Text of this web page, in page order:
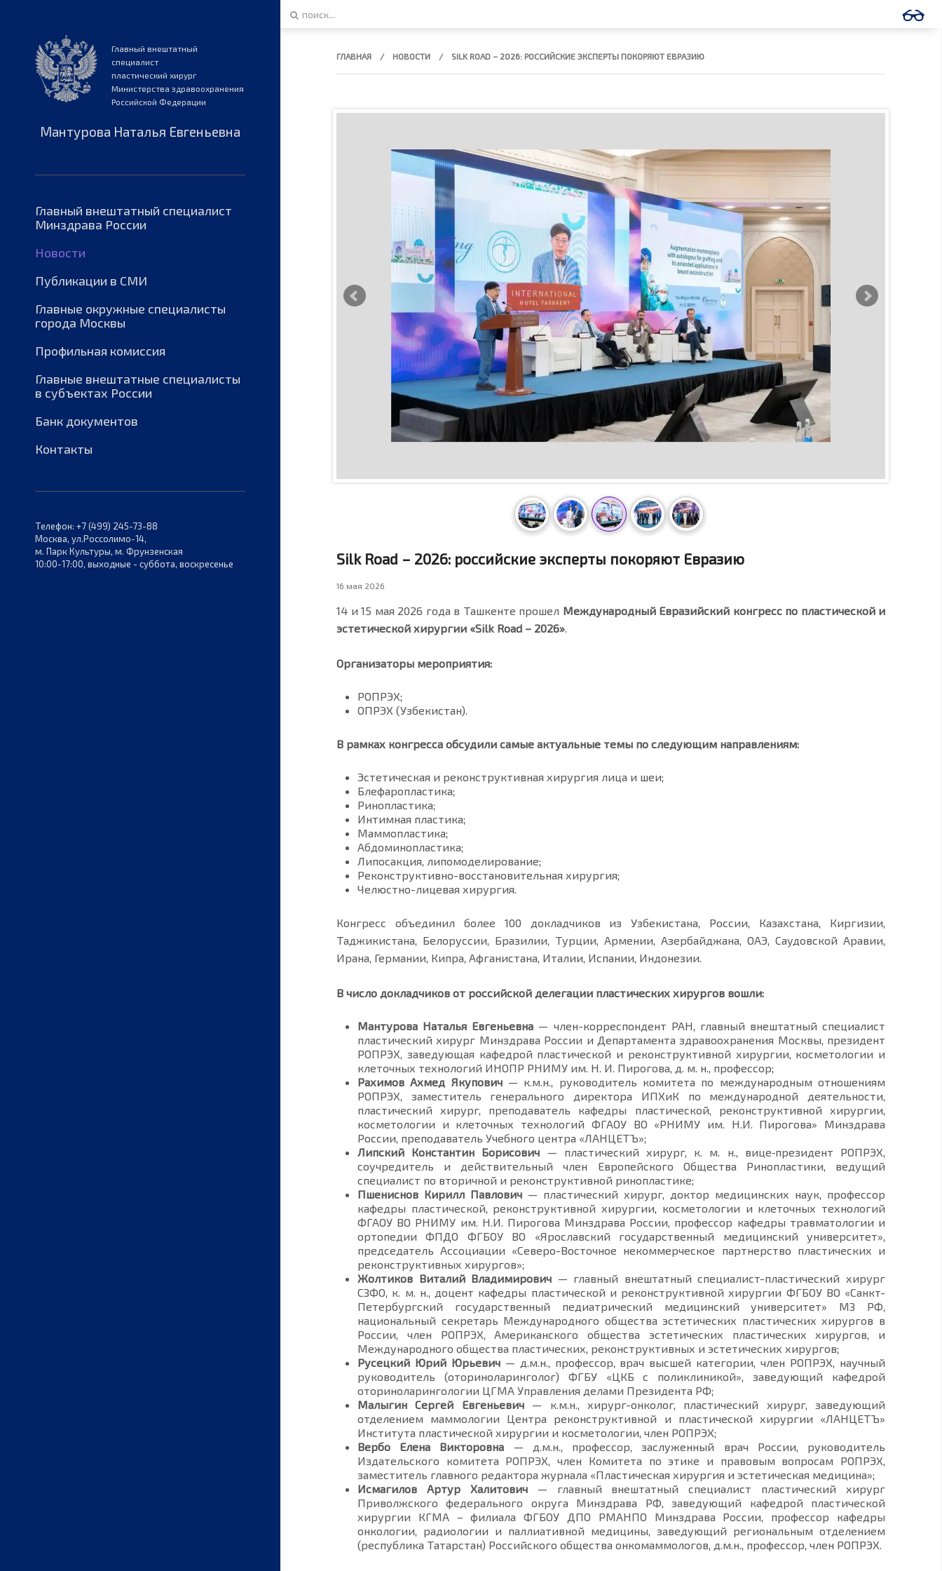
Главный внештатный
специалист
пластический хирург
Министерства здравоохранения
Российской Федерации
Мантурова Наталья Евгеньевна
Главный внештатный специалист
Минздрава России
Новости
Публикации в СМИ
Главные окружные специалисты
города Москвы
Профильная комиссия
Главные внештатные специалисты
в субъектах России
Банк документов
Контакты
Телефон: +7 (499) 245-73-88
Москва, ул.Россолимо-14,
м. Парк Культуры, м. Фрунзенская
10:00-17:00, выходные - суббота, воскресенье
ГЛАВНАЯ НОВОСТИ SILK ROAD – 2026: РОССИЙСКИЕ ЭКСПЕРТЫ ПОКОРЯЮТ ЕВРАЗИЮ
Silk Road – 2026: российские эксперты покоряют Евразию
16 мая 2026
14 и 15 мая 2026 года в Ташкенте прошел Международный Евразийский конгресс по пластической и
эстетической хирургии «Silk Road – 2026».
Организаторы мероприятия:
РОПРЭХ;
ОПРЭХ (Узбекистан).
В рамках конгресса обсудили самые актуальные темы по следующим направлениям:
Эстетическая и реконструктивная хирургия лица и шеи;
Блефаропластика;
Ринопластика;
Интимная пластика;
Маммопластика;
Абдоминопластика;
Липосакция, липомоделирование;
Реконструктивно-восстановительная хирургия;
Челюстно-лицевая хирургия.
Конгресс объединил более 100 докладчиков из Узбекистана, России, Казахстана, Киргизии,
Таджикистана, Белоруссии, Бразилии, Турции, Армении, Азербайджана, ОАЭ, Саудовской Аравии,
Ирана, Германии, Кипра, Афганистана, Италии, Испании, Индонезии.
В число докладчиков от российской делегации пластических хирургов вошли:
Мантурова Наталья Евгеньевна — член-корреспондент РАН, главный внештатный специалист
пластический хирург Минздрава России и Департамента здравоохранения Москвы, президент
РОПРЭХ, заведующая кафедрой пластической и реконструктивной хирургии, косметологии и
клеточных технологий ИНОПР РНИМУ им. Н. И. Пирогова, д. м. н., профессор;
Рахимов Ахмед Якупович— к.м.н., руководитель комитета по международным отношениям
РОПРЭХ, заместитель генерального директора ИПХиК по международной деятельности,
пластический хирург, преподаватель кафедры пластической, реконструктивной хирургии,
косметологии и клеточных технологий ФГАОУ ВО «РНИМУ им. Н.И. Пирогова» Минздрава
России, преподаватель Учебного центра «ЛАНЦЕТЪ»;
Липский Константин Борисович — пластический хирург, к. м. н., вице‑президент РОПРЭХ,
соучредитель и действительный член Европейского Общества Ринопластики, ведущий
специалист по вторичной и реконструктивной ринопластике;
Пшениснов Кирилл Павлович — пластический хирург, доктор медицинских наук, профессор
кафедры пластической, реконструктивной хирургии, косметологии и клеточных технологий
ФГАОУ ВО РНИМУ им. Н.И. Пирогова Минздрава России, профессор кафедры травматологии и
ортопедии ФПДО ФГБОУ ВО «Ярославский государственный медицинский университет»,
председатель Ассоциации «Северо-Восточное некоммерческое партнерство пластических и
реконструктивных хирургов»;
Жолтиков Виталий Владимирович — главный внештатный специалист-пластический хирург
СЗФО, к. м. н., доцент кафедры пластической и реконструктивной хирургии ФГБОУ ВО «Санкт-
Петербургский государственный педиатрический медицинский университет» МЗ РФ,
национальный секретарь Международного общества эстетических пластических хирургов в
России, член РОПРЭХ, Американского общества эстетических пластических хирургов, и
Международного общества пластических, реконструктивных и эстетических хирургов;
Русецкий Юрий Юрьевич— д.м.н., профессор, врач высшей категории, член РОПРЭХ, научный
руководитель (оториноларинголог) ФГБУ «ЦКБ с поликлиникой», заведующий кафедрой
оториноларингологии ЦГМА Управления делами Президента РФ;
Малыгин Сергей Евгеньевич— к.м.н., хирург-онколог, пластический хирург, заведующий
отделением маммологии Центра реконструктивной и пластической хирургии «ЛАНЦЕТЪ»
Института пластической хирургии и косметологии, член РОПРЭХ;
Вербо Елена Викторовна — д.м.н., профессор, заслуженный врач России, руководитель
Издательского комитета РОПРЭХ, член Комитета по этике и правовым вопросам РОПРЭХ,
заместитель главного редактора журнала «Пластическая хирургия и эстетическая медицина»;
Исмагилов Артур Халитович— главный внештатный специалист пластический хирург
Приволжского федерального округа Минздрава РФ, заведующий кафедрой пластической
хирургии КГМА – филиала ФГБОУ ДПО РМАНПО Минздрава России, профессор кафедры
онкологии, радиологии и паллиативной медицины, заведующий региональным отделением
(республика Татарстан) Российского общества онкомаммологов, д.м.н., профессор, член РОПРЭХ.